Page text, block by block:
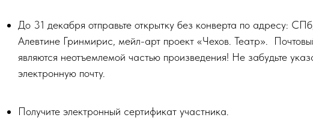
До 31 декабря отправьте открытку без конверта по адресу:
Алевтине Гринмирис, мейл-арт проект «Чехов. Театр».
являются неотъемлемой частью произведения! Не забудьте
электронную почту.
Получите электронный сертификат участника.